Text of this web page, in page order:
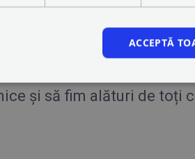
cele mai actuale
remarcabile în mediul
din industrie și de a
și să fim alături de toți
ACCEPTĂ